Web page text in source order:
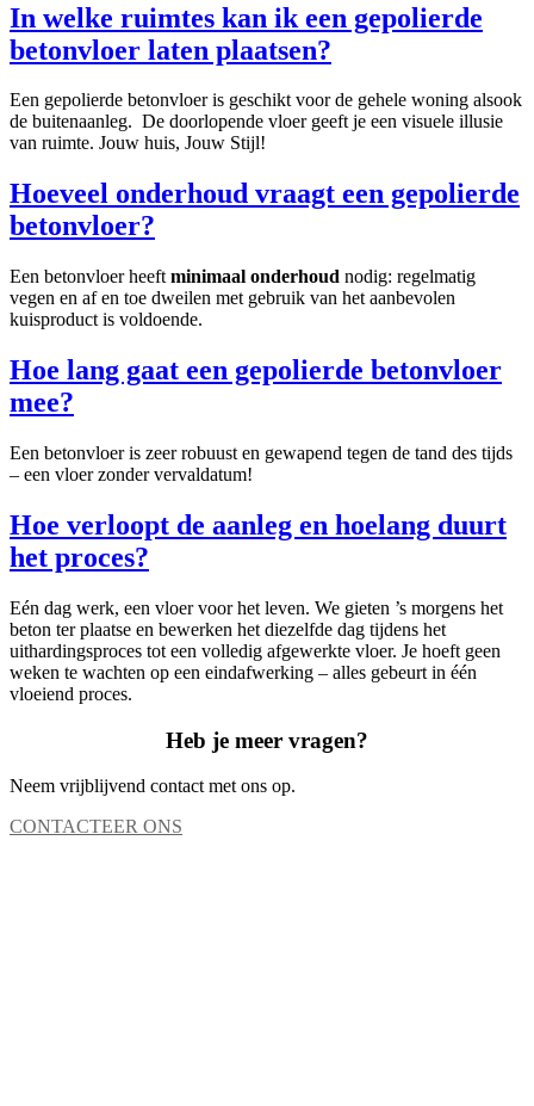
In welke ruimtes kan ik een gepolierde
betonvloer laten plaatsen?
Een gepolierde betonvloer is geschikt voor de gehele woning alsook
de buitenaanleg. De doorlopende vloer geeft je een visuele illusie
van ruimte. Jouw huis, Jouw Stijl!
Hoeveel onderhoud vraagt een gepolierde
betonvloer?
Een betonvloer heeft minimaal onderhoud nodig: regelmatig
vegen en af en toe dweilen met gebruik van het aanbevolen
kuisproduct is voldoende.
Hoe lang gaat een gepolierde betonvloer
mee?
Een betonvloer is zeer robuust en gewapend tegen de tand des tijds
– een vloer zonder vervaldatum!
Hoe verloopt de aanleg en hoelang duurt
het proces?
Eén dag werk, een vloer voor het leven. We gieten ’s morgens het
beton ter plaatse en bewerken het diezelfde dag tijdens het
uithardingsproces tot een volledig afgewerkte vloer. Je hoeft geen
weken te wachten op een eindafwerking – alles gebeurt in één
vloeiend proces.
Heb je meer vragen?
Neem vrijblijvend contact met ons op.
CONTACTEER ONS